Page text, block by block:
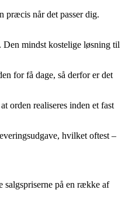
præcis når det passer dig.
mindst kostelige løsning til
for få dage, så derfor er det
orden realiseres inden et fast
hvilket oftest –
salgspriserne på en række af